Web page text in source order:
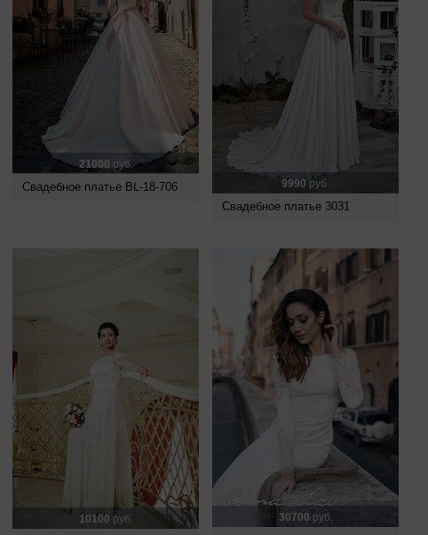
21000 руб.
Свадебное платье BL-18-706 9990 руб.
Свадебное платье 3031
10100 руб. 30700 руб.